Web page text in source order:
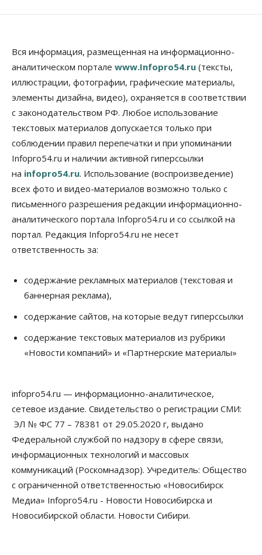
07 Августа 2026, 12:35
Общество
Синоптики рассказали о погоде в Новосибирске
на выходных
07 Августа 2026, 12:00
Жители Новосибирска смогут добровольно
повысить свою пенсию
07 Августа 2026, 11:30
Общество
Деньгами будут распоряжаться дети: в десяти
школах Новосибирской области введут
инициативное бюджетирование
07 Августа 2026, 11:00
заключили под стражу
07 Августа 2026, 10:15
Общество
Новосибирской области, но режима ЧС не будет
07 Августа 2026, 10:00
выстраивают системы защиты от атак БПЛА
07 Августа 2026, 09:00
По «Сибэлектротерму» выдали исполнительные
листы на полмиллиарда рублей
07 Августа 2026, 08:00
Бизнес Власть Медицина Общество
Искусственный интеллект предлагают
привлекать к разработке новых лекарств в
России
Вся информация, размещенная на информационно-
аналитическом портале www.Infopro54.ru (тексты,
иллюстрации, фотографии, графические материалы,
элементы дизайна, видео), охраняется в соответствии
с законодательством РФ. Любое использование
текстовых материалов допускается только при
соблюдении правил перепечатки и при упоминании
Infopro54.ru и наличии активной гиперссылки
на infopro54.ru. Использование (воспроизведение)
всех фото и видео-материалов возможно только с
письменного разрешения редакции информационно-
аналитического портала Infopro54.ru и со ссылкой на
портал. Редакция Infopro54.ru не несет
ответственность за:
содержание рекламных материалов (текстовая и
баннерная реклама),
содержание сайтов, на которые ведут гиперссылки
содержание текстовых материалов из рубрики
«Новости компаний» и «Партнерские материалы»
infopro54.ru — информационно-аналитическое,
сетевое издание. Свидетельство о регистрации СМИ:
ЭЛ № ФС 77 – 78381 от 29.05.2020 г, выдано
Федеральной службой по надзору в сфере связи,
информационных технологий и массовых
коммуникаций (Роскомнадзор). Учредитель: Общество
с ограниченной ответственностью «Новосибирск
Медиа» Infopro54.ru - Новости Новосибирска и
Новосибирской области. Новости Сибири.